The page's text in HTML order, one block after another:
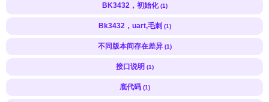
BK3432，初始化 (1)
Bk3432，uart,毛刺 (1)
不同版本间存在差异 (1)
接口说明 (1)
底代码 (1)